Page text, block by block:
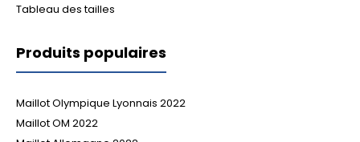
Tableau des tailles
Produits populaires
Maillot Olympique Lyonnais 2022
Maillot OM 2022